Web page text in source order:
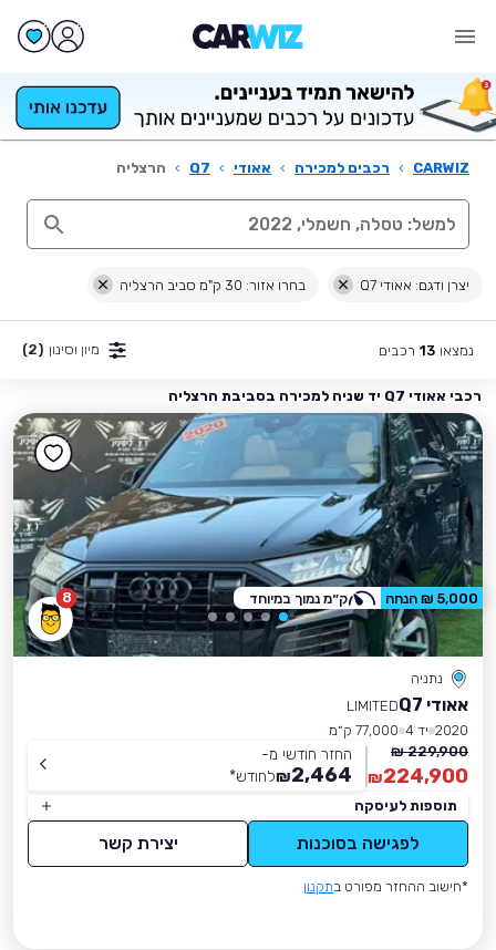
CARWIZ
› רכבים למכירה › אאודי ›
Q7
› הרצליה
יצרן ודגם: אאודי Q7 בחרו אזור: 30 ק"מ סביב הרצליה
נמצאו 13 רכבים מיון וסינון (2)
רכבי אאודי Q7 יד שניה למכירה בסביבת הרצליה
8
נתניה
אאודי Q7
LIMITED
2020 יד 4
77,000 ק״מ
229,900 ₪
224,900
₪
החזר חודשי מ-
2,464
₪לחודש*
תוספות לעיסקה
לפגישה בסוכנות יצירת קשר
*חישוב ההחזר מפורט בתקנון
5,000 ₪ הנחה ק״מ נמוך במיוחד